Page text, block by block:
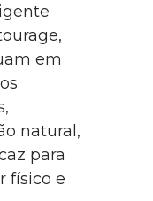
em
natural,
para
físico e